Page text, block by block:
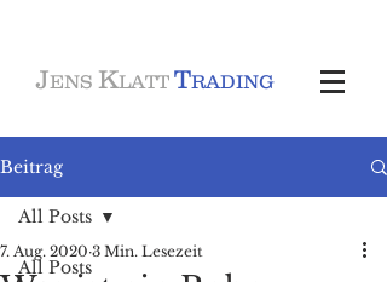
JENS KLATT TRADING
Beitrag
All Posts
All Posts
7. Aug. 2020 3 Min. Lesezeit